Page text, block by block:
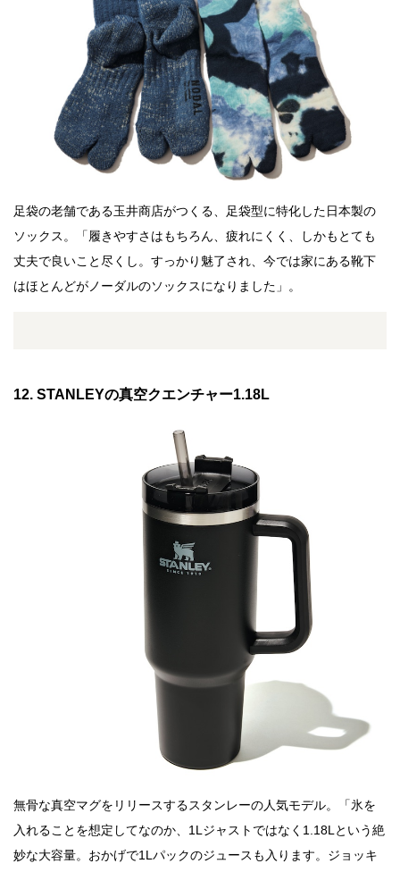
14. vuoriのポントパフォーマンスクルー
15. Beer Bar ＆ Breweryのビアグラス
16. L:A BRUKETの017 リップバーム
17. 3rd Barrel Breweryのクラフトビール
18. XGIMIのハロ
19. ONE CANの一輪挿し
足袋の老舗である玉井商店がつくる、足袋型に特化した日本製の
ソックス。「履きやすさはもちろん、疲れにくく、しかもとても
丈夫で良いこと尽くし。すっかり魅了され、今では家にある靴下
はほとんどがノーダルのソックスになりました」。
12. STANLEYの真空クエンチャー1.18L
無骨な真空マグをリリースするスタンレーの人気モデル。「氷を
入れることを想定してなのか、1Lジャストではなく1.18Lという絶
妙な大容量。おかげで1Lパックのジュースも入ります。ジョッキ